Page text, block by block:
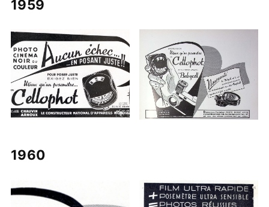
1959
1960